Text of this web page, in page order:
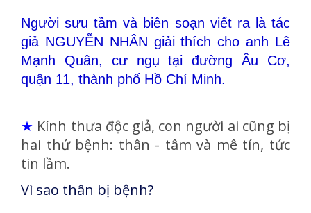
Người sưu tầm và biên soạn viết ra là tác
giả NGUYỄN NHÂN giải thích cho anh Lê
Mạnh Quân, cư ngụ tại đường Âu Cơ,
quận 11, thành phố Hồ Chí Minh.
★ Kính thưa độc giả, con người ai cũng bị
hai thứ bệnh: thân - tâm và mê tín, tức
tin lầm.
Vì sao thân bị bệnh?